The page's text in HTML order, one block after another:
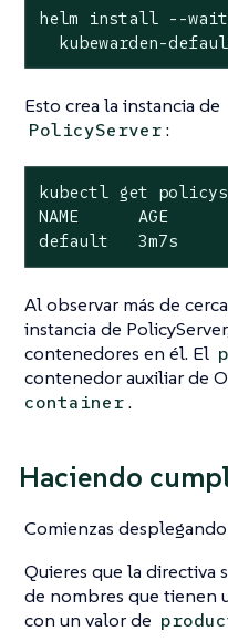
helm install --wait
kubewarden-
Esto crea la instancia de
PolicyServer:
kubectl get
NAME      AGE
default   3m7s
Al observar más de
instancia de
contenedores en él. El
contenedor auxiliar de
container.
Haciendo
Comienzas
Quieres que la directiva
de nombres que tienen
con un valor de